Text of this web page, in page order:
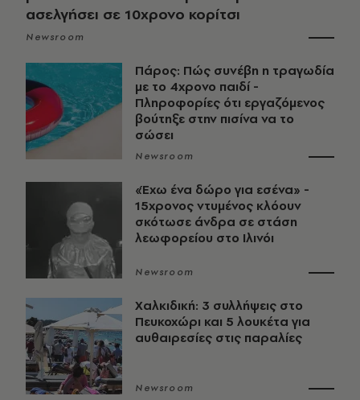
ασελγήσει σε 10χρονο κορίτσι
Newsroom
Πάρος: Πώς συνέβη η τραγωδία
με το 4χρονο παιδί -
Πληροφορίες ότι εργαζόμενος
βούτηξε στην πισίνα να το
σώσει
Newsroom
«Έχω ένα δώρο για εσένα» -
15χρονος ντυμένος κλόουν
σκότωσε άνδρα σε στάση
λεωφορείου στο Ιλινόι
Newsroom
Χαλκιδική: 3 συλλήψεις στο
Πευκοχώρι και 5 λουκέτα για
αυθαιρεσίες στις παραλίες
Newsroom